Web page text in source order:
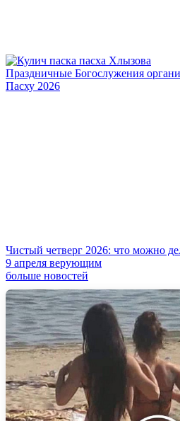
Праздничные Богослужения
Пасху 2026
Чистый четверг 2026: что можно
9 апреля верующим
больше новостей